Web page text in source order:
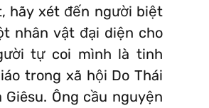
hãy xét đến người biệt
nhân vật đại diện cho
tự coi mình là tinh
trong xã hội Do Thái
Giêsu. Ông cầu nguyện